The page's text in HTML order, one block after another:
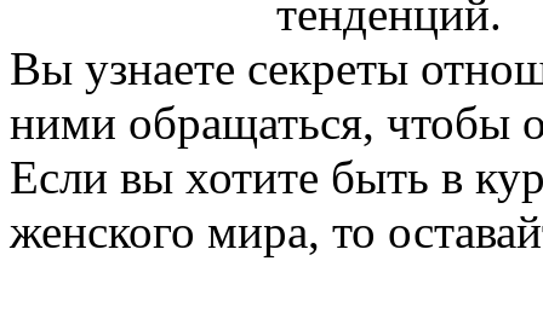
тенденций.
Вы узнаете секреты
ними обращаться, чтобы
Если вы хотите быть в
женского мира, то